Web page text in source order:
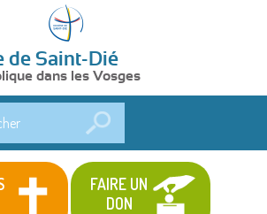
de Saint-Dié
dans les Vosges
FAIRE UN
DON